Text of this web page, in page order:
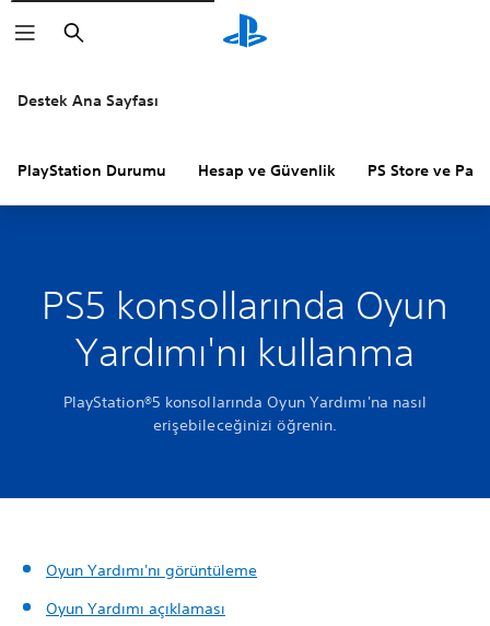
Arama
Destek Ana Sayfası
PlayStation Durumu Hesap ve Güvenlik PS Store ve
PS5 konsollarında Oyun
Yardımı'nı kullanma
PlayStation®5 konsollarında Oyun Yardımı'na nasıl
erişebileceğinizi öğrenin.
Oyun Yardımı'nı görüntüleme
Oyun Yardımı açıklaması